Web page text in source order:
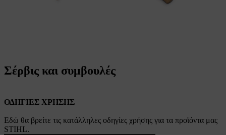
Σέρβις και συμβουλές
ΟΔΗΓΙΕΣ ΧΡΗΣΗΣ
Εδώ θα βρείτε τις κατάλληλες οδηγίες χρήσης για τα προϊόντα μας
STIHL.